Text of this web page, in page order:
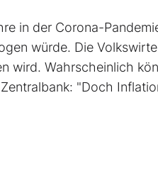
in der Corona-
würde. Die
wird. Wahrscheinlich
"Doch